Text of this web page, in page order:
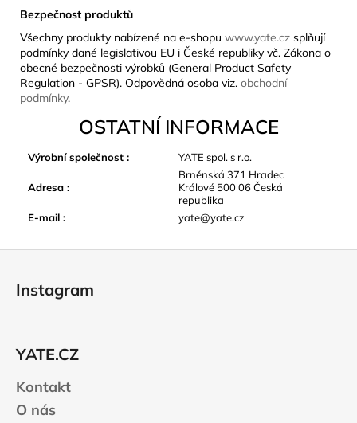
Bezpečnost produktů
Všechny produkty nabízené na e-shopu www.yate.cz splňují
podmínky dané legislativou EU i České republiky vč. Zákona o
obecné bezpečnosti výrobků (General Product Safety
Regulation - GPSR). Odpovědná osoba viz. obchodní
podmínky.
OSTATNÍ INFORMACE
Výrobní společnost : YATE spol. s r.o.
Adresa :
Brněnská 371 Hradec
Králové 500 06 Česká
republika
E-mail : yate@yate.cz
Instagram
YATE.CZ
Kontakt
O nás